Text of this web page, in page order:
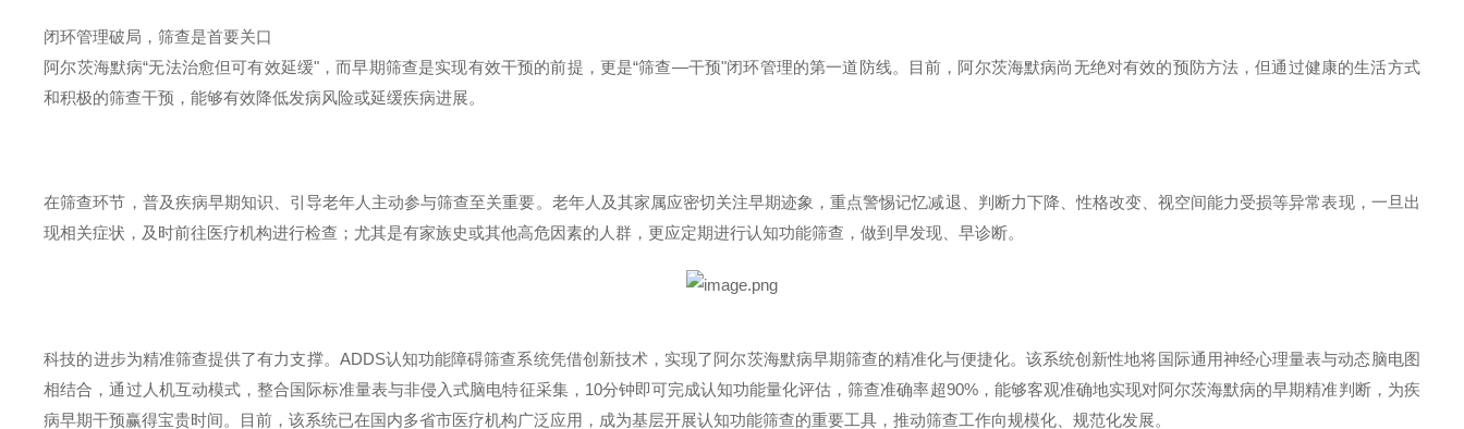
闭环管理破局，筛查是首要关口
阿尔茨海默病“无法治愈但可有效延缓" ，而早期筛查是实现有效干预的前提，更是“筛查—干预"闭环管理的第一道防线。目前，阿尔茨海默病尚无绝对有效的预防方法，但通过健康的生活方式
和积极的筛查干预，能够有效降低发病风险或延缓疾病进展。
在筛查环节，普及疾病早期知识、引导老年人主动参与筛查至关重要。老年人及其家属应密切关注早期迹象，重点警惕记忆减退、判断力下降、性格改变、视空间能力受损等异常表现，一旦出
现相关症状，及时前往医疗机构进行检查；尤其是有家族史或其他高危因素的人群，更应定期进行认知功能筛查，做到早发现、早诊断。
科技的进步为精准筛查提供了有力支撑。 ADDS认知功能障碍筛查系统凭借创新技术，实现了阿尔茨海默病早期筛查的精准化与便捷化。该系统创新性地将国际通用神经心理量表与动态脑电图
相结合，通过人机互动模式，整合国际标准量表与非侵入式脑电特征采集， 10分钟即可完成认知功能量化评估，筛查准确率超90%，能够客观准确地实现对阿尔茨海默病的早期精准判断，为疾
病早期干预赢得宝贵时间。目前，该系统已在国内多省市医疗机构广泛应用，成为基层开展认知功能筛查的重要工具，推动筛查工作向规模化、规范化发展。